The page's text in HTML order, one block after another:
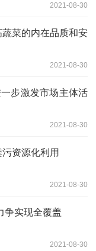
2021-08-30
菜的内在品质和安
2021-08-30
步激发市场主体活
2021-08-30
资源化利用
2021-08-30
争实现全覆盖
2021-08-30